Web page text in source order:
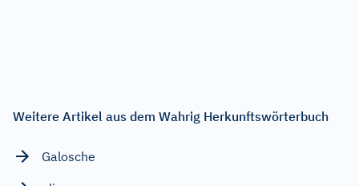
Weitere Artikel aus dem Wahrig Herkunftswörterbuch
Galosche